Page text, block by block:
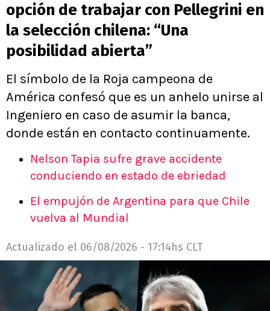
opción de trabajar con Pellegrini en
la selección chilena: “Una
posibilidad abierta”
El símbolo de la Roja campeona de
América confesó que es un anhelo unirse al
Ingeniero en caso de asumir la banca,
donde están en contacto continuamente.
Nelson Tapia sufre grave accidente
conduciendo en estado de ebriedad
El empujón de Argentina para que Chile
vuelva al Mundial
Actualizado el 06/08/2026 - 17:14hs CLT